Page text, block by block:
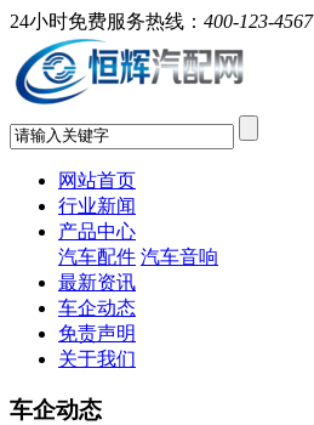
24小时免费服务热线： 400-123-4567
网站首页
行业新闻
产品中心
汽车配件 汽车音响
最新资讯
车企动态
免责声明
关于我们
车企动态